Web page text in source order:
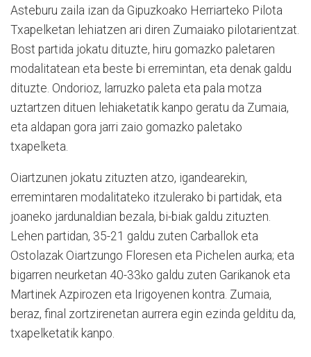
Asteburu zaila izan da Gipuzkoako Herriarteko Pilota
Txapelketan lehiatzen ari diren Zumaiako pilotarientzat.
Bost partida jokatu dituzte, hiru gomazko paletaren
modalitatean eta beste bi erremintan, eta denak galdu
dituzte. Ondorioz, larruzko paleta eta pala motza
uztartzen dituen lehiaketatik kanpo geratu da Zumaia,
eta aldapan gora jarri zaio gomazko paletako
txapelketa.
Oiartzunen jokatu zituzten atzo, igandearekin,
erremintaren modalitateko itzulerako bi partidak, eta
joaneko jardunaldian bezala, bi-biak galdu zituzten.
Lehen partidan, 35-21 galdu zuten Carballok eta
Ostolazak Oiartzungo Floresen eta Pichelen aurka; eta
bigarren neurketan 40-33ko galdu zuten Garikanok eta
Martinek Azpirozen eta Irigoyenen kontra. Zumaia,
beraz, final zortzirenetan aurrera egin ezinda gelditu da,
txapelketatik kanpo.